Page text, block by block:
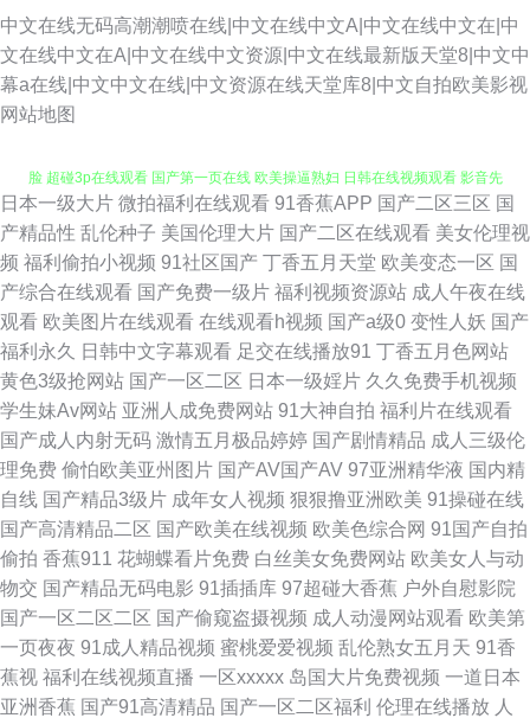
中文在线无码高潮潮喷在线|中文在线中文A|中文在线中文在|中
文在线中文在A|中文在线中文资源|中文在线最新版天堂8|中文中
幕a在线|中文中文在线|中文资源在线天堂库8|中文自拍欧美影视
网站地图
国产一二三四 自拍69 男人天堂黄色 深夜福利网站 亚洲天堂第一网 91熟妇露
脸 超碰3p在线观看 国产第一页在线 欧美操逼熟妇 日韩在线视频观看 影音先
锋三级片 99热这里只 海角国产精品 欧美日韩久久 精品久久综合日 97在线超
碰综合 福利社亚洲无码 欧美另类天堂 少妇精品导航 91社入口 大香蕉AV网
午夜影院老司机 ts互干 国产免费日逼视频 三级午夜影院 91导航入口 97人人
超碰 九九这里是精品 日本片网址 黄色无码91精东 午夜福利视频1 91久久视
频 AV天堂伦理电影 豆花在线观看官网 久草免费福利网站 欧美性BB 日韩福
利社1区 亚洲无码矿区 91色情软件入口 www午夜 国产日韩久久视频 老司机
午夜网站 欧美三级性爱 深夜福利网站导航 亚洲色情综合爱爱 AVV春色 成人
日本一级大片 微拍福利在线观看 91香蕉APP 国产二区三区 国
产精品性 乱伦种子 美国伦理大片 国产二区在线观看 美女伦理视
频 福利偷拍小视频 91社区国产 丁香五月天堂 欧美变态一区 国
产综合在线观看 国产免费一级片 福利视频资源站 成人午夜在线
观看 欧美图片在线观看 在线观看h视频 国产a级0 变性人妖 国产
福利永久
日韩中文字幕观看 足交在线播放91 丁香五月色网站
黄色3级抢网站 国产一区二区 日本一级婬片 久久免费手机视频
学生妹Av网站 亚洲人成免费网站 91大神自拍 福利片在线观看
国产成人内射无码 激情五月极品婷婷 国产剧情精品 成人三级伦
理免费 偷怕欧美亚州图片 国产AV国产AV 97亚洲精华液 国内精
自线 国产精品3级片 成年女人视频 狠狠撸亚洲欧美 91操碰在线
国产高清精品二区 国产欧美在线视频 欧美色综合网 91国产自拍
偷拍 香蕉911 花蝴蝶看片免费 白丝美女免费网站 欧美女人与动
物交 国产精品无码电影 91插插库 97超碰大香蕉 户外自慰影院
国产一区二区二区 国产偷窥盗摄视频 成人动漫网站观看 欧美第
一页夜夜 91成人精品视频 蜜桃爱爱视频 乱伦熟女五月天 91香
蕉视 福利在线视频直播 一区xxxxx 岛国大片免费视频 一道日本
亚洲香蕉 国产91高清精品 国产一区二区福利 伦理在线播放 人